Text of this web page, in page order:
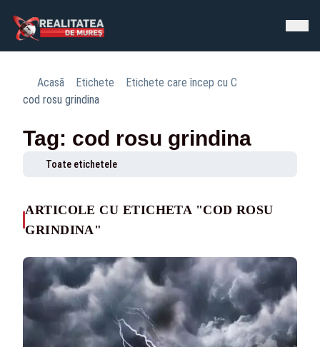
Acasă Etichete
Etichete care încep cu C
cod rosu grindina
Tag: cod rosu grindina
Toate etichetele
ARTICOLE CU ETICHETA "COD ROSU
GRINDINA"